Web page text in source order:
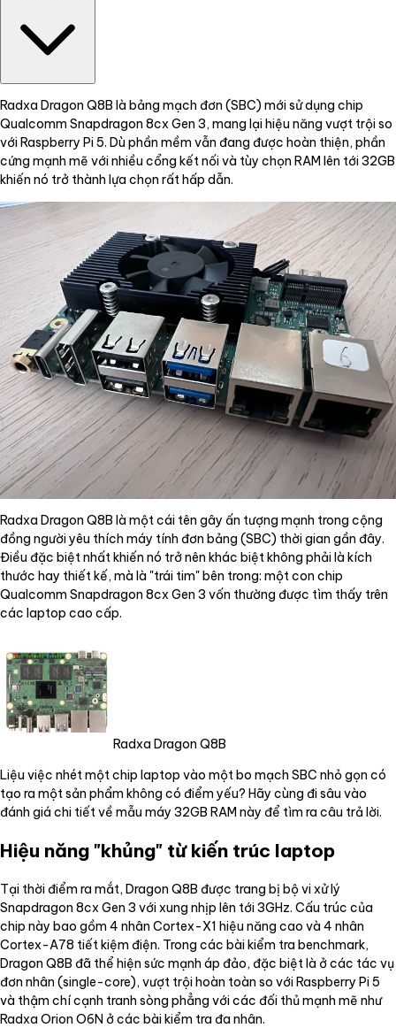
Radxa Dragon Q8B là bảng mạch đơn (SBC) mới sử dụng chip
Qualcomm Snapdragon 8cx Gen 3, mang lại hiệu năng vượt trội so
với Raspberry Pi 5. Dù phần mềm vẫn đang được hoàn thiện, phần
cứng mạnh mẽ với nhiều cổng kết nối và tùy chọn RAM lên tới 32GB
khiến nó trở thành lựa chọn rất hấp dẫn.
Radxa Dragon Q8B là một cái tên gây ấn tượng mạnh trong cộng
đồng người yêu thích máy tính đơn bảng (SBC) thời gian gần đây.
Điều đặc biệt nhất khiến nó trở nên khác biệt không phải là kích
thước hay thiết kế, mà là "trái tim" bên trong: một con chip
Qualcomm Snapdragon 8cx Gen 3 vốn thường được tìm thấy trên
các laptop cao cấp.
Radxa Dragon Q8B
Liệu việc nhét một chip laptop vào một bo mạch SBC nhỏ gọn có
tạo ra một sản phẩm không có điểm yếu? Hãy cùng đi sâu vào
đánh giá chi tiết về mẫu máy 32GB RAM này để tìm ra câu trả lời.
Hiệu năng "khủng" từ kiến trúc laptop
Tại thời điểm ra mắt, Dragon Q8B được trang bị bộ vi xử lý
Snapdragon 8cx Gen 3 với xung nhịp lên tới 3GHz. Cấu trúc của
chip này bao gồm 4 nhân Cortex-X1 hiệu năng cao và 4 nhân
Cortex-A78 tiết kiệm điện. Trong các bài kiểm tra benchmark,
Dragon Q8B đã thể hiện sức mạnh áp đảo, đặc biệt là ở các tác vụ
đơn nhân (single-core), vượt trội hoàn toàn so với Raspberry Pi 5
và thậm chí cạnh tranh sòng phẳng với các đối thủ mạnh mẽ như
Radxa Orion O6N ở các bài kiểm tra đa nhân.